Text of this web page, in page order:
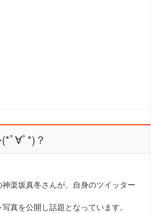
ﾟ∀ﾟ*)？
楽坂真冬さんが、自身のツイッター
真を公開し話題となっています。